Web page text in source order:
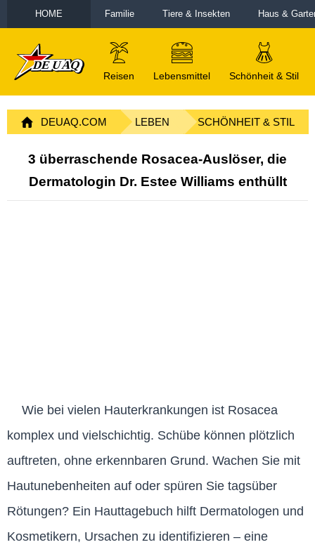
HOME Familie Tiere & Insekten Haus &
Reisen Lebensmittel Schönheit & Stil
DEUAQ.COM LEBEN SCHÖNHEIT & STIL
3 überraschende Rosacea-Auslöser, die
Dermatologin Dr. Estee Williams enthüllt
Wie bei vielen Hauterkrankungen ist Rosacea
komplex und vielschichtig. Schübe können plötzlich
auftreten, ohne erkennbaren Grund. Wachen Sie mit
Hautunebenheiten auf oder spüren Sie tagsüber
Rötungen? Ein Hauttagebuch hilft Dermatologen und
Kosmetikern, Ursachen zu identifizieren – eine